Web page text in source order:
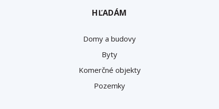
HĽADÁM
Domy a budovy
Byty
Komerčné objekty
Pozemky